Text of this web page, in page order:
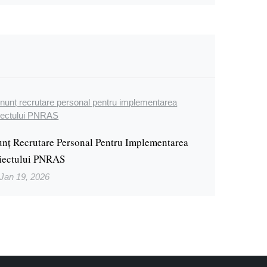
Recrutare Personal Pentru Implementarea
PNRAS
Jan 19, 2026